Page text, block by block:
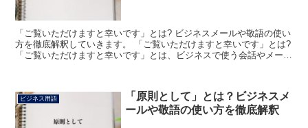
「ご覧いただけますと幸いです」とは? ビジネスメールや敬語の使い
方を徹底解釈していきます。 「ご覧いただけますと幸いです」とは?
「ご覧いただけますと幸いです」とは、ビジネスで使う会話やメール
ビジネス用語
「原則として」とは？ビジネスメ
ールや敬語の使い方を徹底解釈